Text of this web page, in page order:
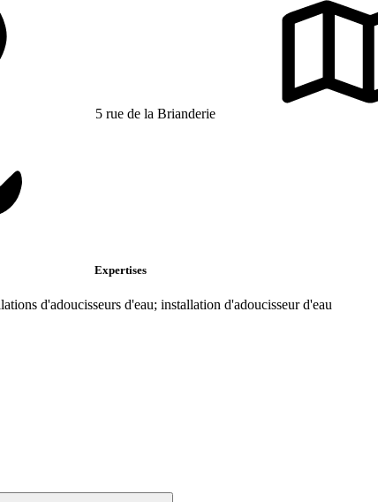
5 rue de la Brianderie
Expertises
d'adoucisseurs d'eau; installation d'adoucisseur d'eau